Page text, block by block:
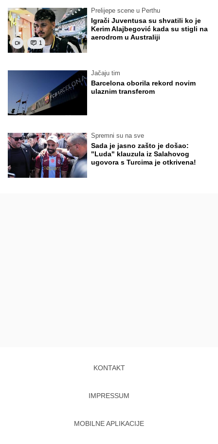
1
Prelijepe scene u Perthu
Igrači Juventusa su shvatili ko je
Kerim Alajbegović kada su stigli na
aerodrom u Australiji
Jačaju tim
Barcelona oborila rekord novim
ulaznim transferom
Spremni su na sve
Sada je jasno zašto je došao:
"Luda" klauzula iz Salahovog
ugovora s Turcima je otkrivena!
KONTAKT
IMPRESSUM
MOBILNE APLIKACIJE